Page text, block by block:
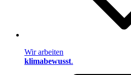
Wir arbeiten
klimabewusst.